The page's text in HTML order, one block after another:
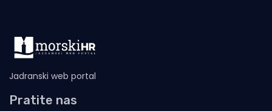
Jadranski web portal
Pratite nas